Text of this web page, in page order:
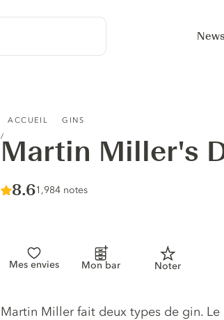
News
ACCUEIL GINS
Martin Miller's
Score :
8.6/ 10
1,984 notes
Mes envies Mon bar Noter
Description du gin
Martin Miller fait deux types de gin.